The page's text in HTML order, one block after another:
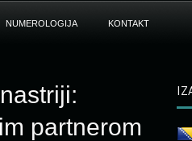
NUMEROLOGIJA KONTAKT
partnerom